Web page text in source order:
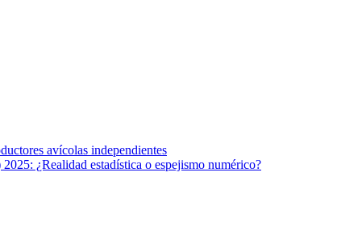
avícolas independientes
¿Realidad estadística o espejismo numérico?